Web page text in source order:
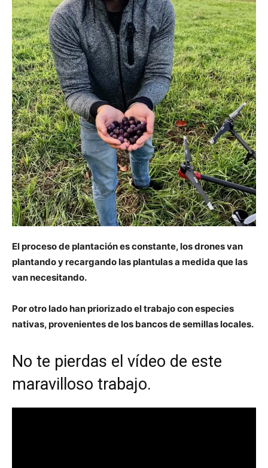
El proceso de plantación es constante, los drones van
plantando y recargando las plantulas a medida que las
van necesitando.
Por otro lado han priorizado el trabajo con especies
nativas, provenientes de los bancos de semillas locales.
No te pierdas el vídeo de este
maravilloso trabajo.